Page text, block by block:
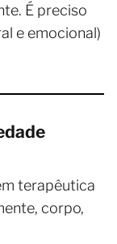
É preciso
e emocional)
terapêutica
corpo,